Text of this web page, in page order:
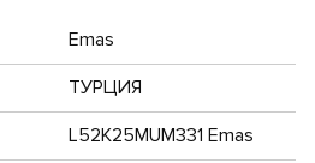
Emas
ТУРЦИЯ
L52K25MUM331 Emas